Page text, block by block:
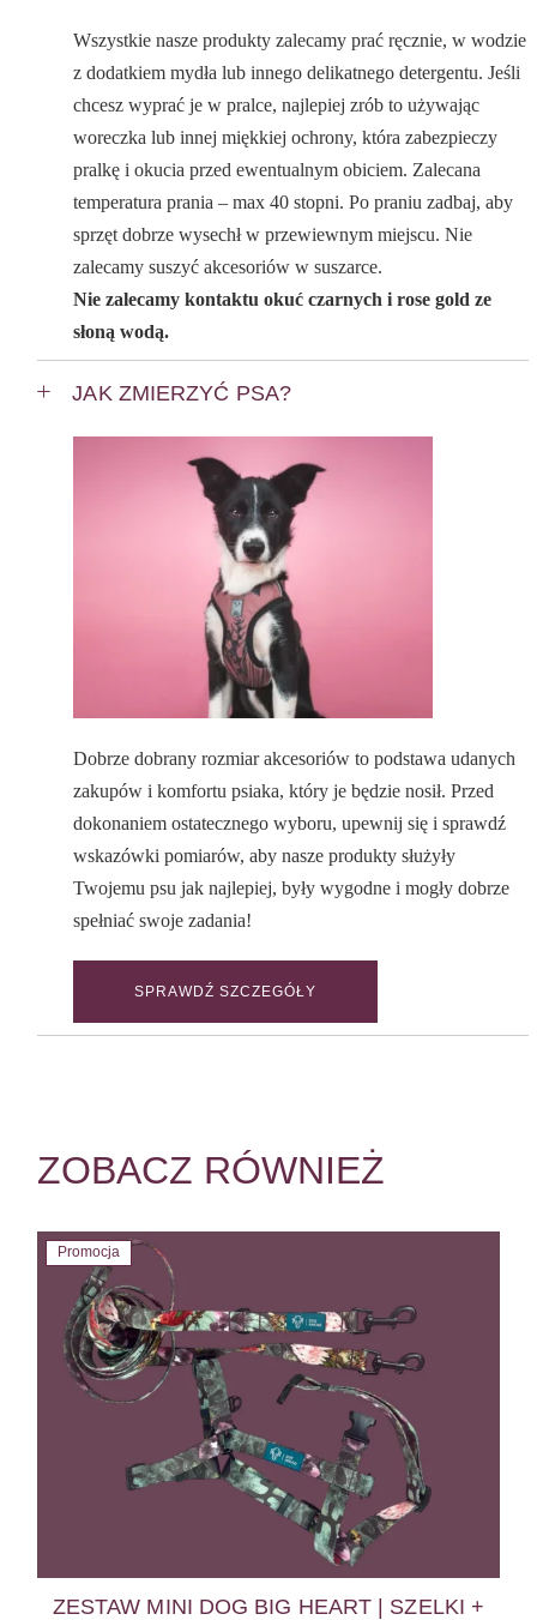
Wszystkie nasze produkty zalecamy prać ręcznie, w wodzie
z dodatkiem mydła lub innego delikatnego detergentu. Jeśli
chcesz wyprać je w pralce, najlepiej zrób to używając
woreczka lub innej miękkiej ochrony, która zabezpieczy
pralkę i okucia przed ewentualnym obiciem. Zalecana
temperatura prania – max 40 stopni. Po praniu zadbaj, aby
sprzęt dobrze wysechł w przewiewnym miejscu. Nie
zalecamy suszyć akcesoriów w suszarce.
Nie zalecamy kontaktu okuć czarnych i rose gold ze
słoną wodą.
JAK ZMIERZYĆ PSA?
Dobrze dobrany rozmiar akcesoriów to podstawa udanych
zakupów i komfortu psiaka, który je będzie nosił. Przed
dokonaniem ostatecznego wyboru, upewnij się i sprawdź
wskazówki pomiarów, aby nasze produkty służyły
Twojemu psu jak najlepiej, były wygodne i mogły dobrze
spełniać swoje zadania!
SPRAWDŹ SZCZEGÓŁY
ZOBACZ RÓWNIEŻ
Promocja
ZESTAW MINI DOG BIG HEART | SZELKI +